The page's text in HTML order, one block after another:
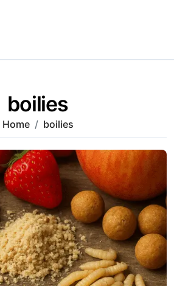
boilies
Home boilies